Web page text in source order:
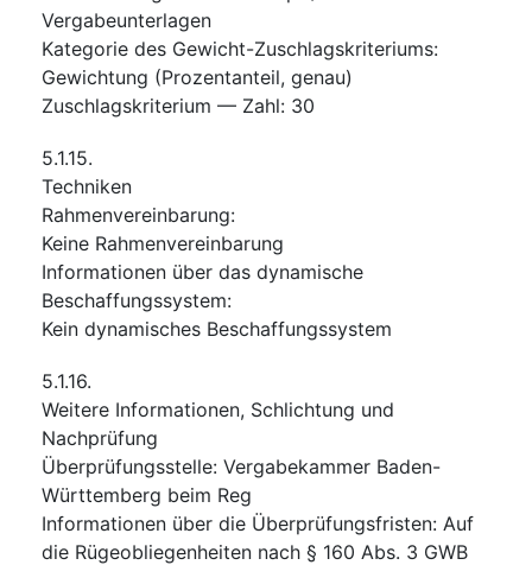
Vergabeunterlagen
Kategorie des Gewicht-Zuschlagskriteriums:
Gewichtung (Prozentanteil, genau)
Zuschlagskriterium — Zahl: 30
5.1.15.
Techniken
Rahmenvereinbarung:
Keine Rahmenvereinbarung
Informationen über das dynamische
Beschaffungssystem:
Kein dynamisches Beschaffungssystem
5.1.16.
Weitere Informationen, Schlichtung und
Nachprüfung
Überprüfungsstelle: Vergabekammer Baden-
Württemberg beim Reg
Informationen über die Überprüfungsfristen: Auf
die Rügeobliegenheiten nach § 160 Abs. 3 GWB